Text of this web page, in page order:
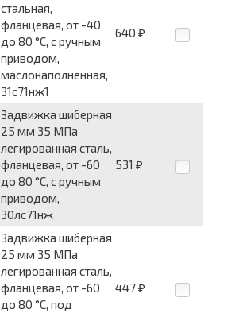
стальная,
фланцевая, от -40
до 80 °С, с ручным
приводом,
маслонаполненная,
31с71нж1
640 ₽
Задвижка шиберная
25 мм 35 МПа
легированная сталь,
фланцевая, от -60
до 80 °С, с ручным
приводом,
30лс71нж
531 ₽
Задвижка шиберная
25 мм 35 МПа
легированная сталь,
фланцевая, от -60
до 80 °С, под
447 ₽